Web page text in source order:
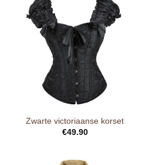
Zwarte victoriaanse korset
€49.90